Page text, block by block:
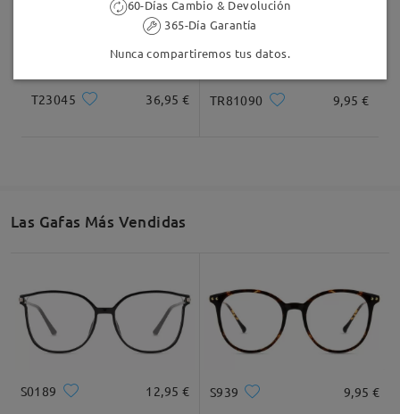
T23045 36,95 € TR81090 9,95 €
Las Gafas Más Vendidas
S0189 12,95 € S939 9,95 €
60-Días Cambio & Devolución
365-Día Garantía
Nunca compartiremos tus datos.